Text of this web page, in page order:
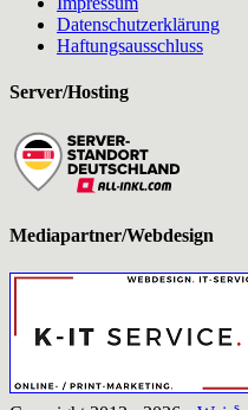
Datenschutzerklärung
Haftungsausschluss
Server/Hosting
Mediapartner/Webdesign